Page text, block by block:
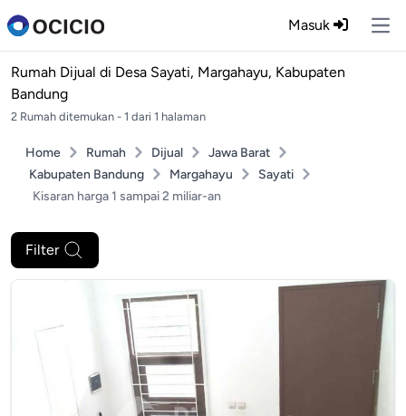
Masuk
Rumah Dijual di Desa Sayati, Margahayu, Kabupaten
Bandung
2 Rumah ditemukan - 1 dari 1 halaman
Home Rumah Dijual
Jawa Barat
Kabupaten Bandung
Margahayu
Sayati
Kisaran harga 1 sampai 2 miliar-an
Filter